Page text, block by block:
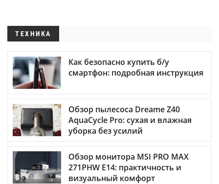
ТЕХНИКА
Как безопасно купить б/у
смартфон: подробная инструкция
Обзор пылесоса Dreame Z40
AquaCycle Pro: сухая и влажная
уборка без усилий
Обзор монитора MSI PRO MAX
271PHW E14: практичность и
визуальный комфорт